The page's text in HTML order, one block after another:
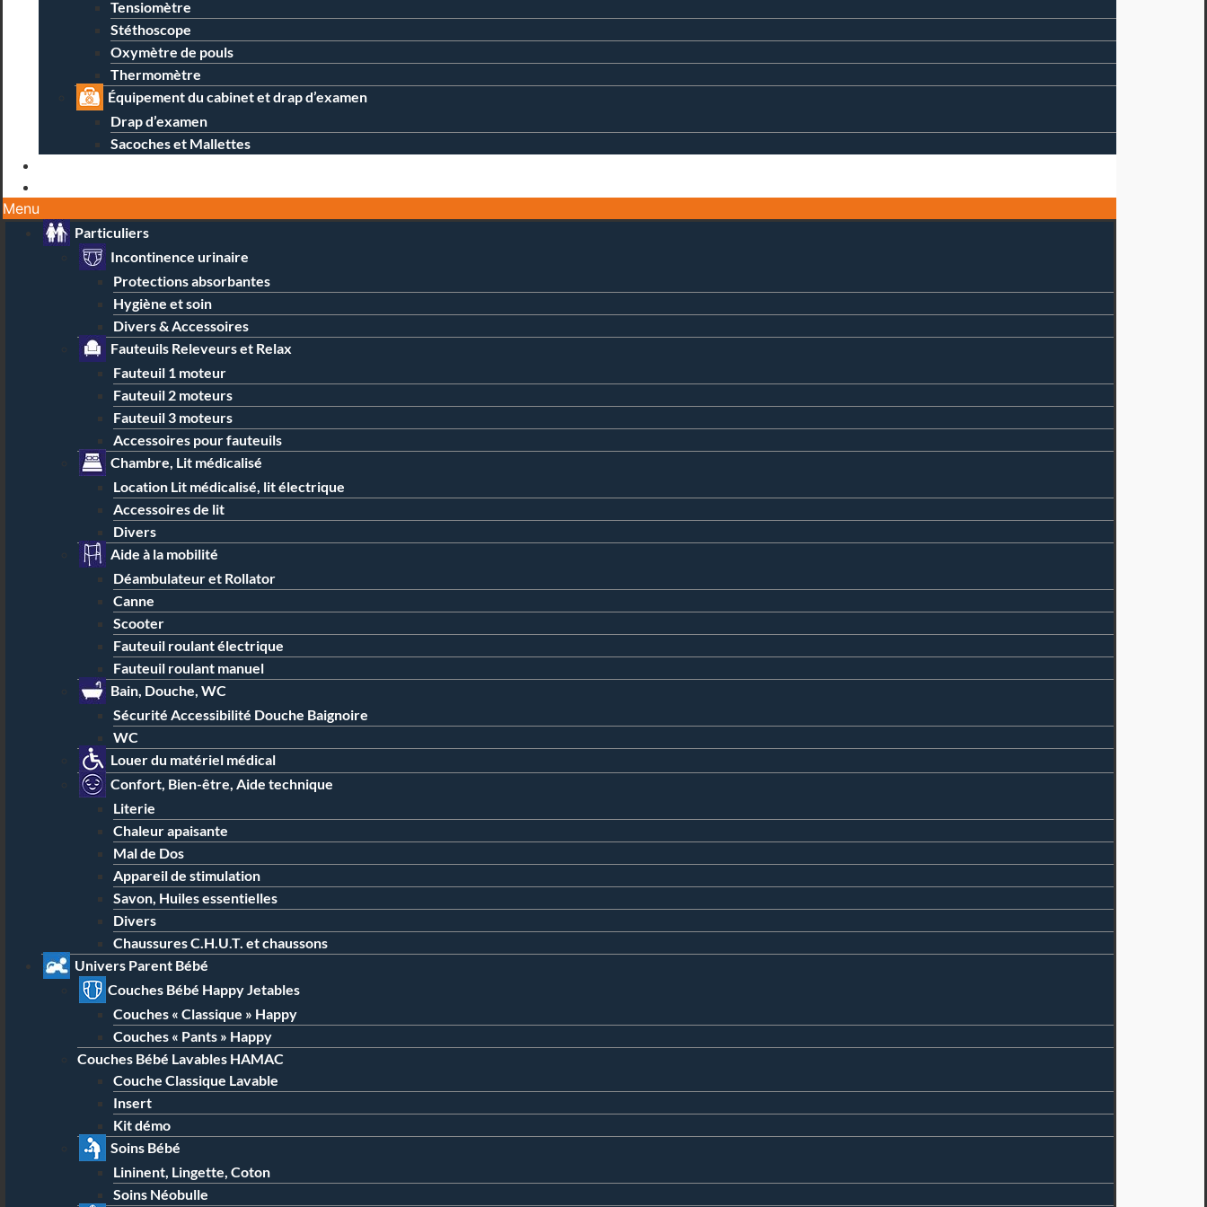
Tensiomètre
Stéthoscope
Oxymètre de pouls
Thermomètre
Équipement du cabinet et drap d’examen
Drap d’examen
Sacoches et Mallettes
Menu
Particuliers
Incontinence urinaire
Protections absorbantes
Hygiène et soin
Divers & Accessoires
Fauteuils Releveurs et Relax
Fauteuil 1 moteur
Fauteuil 2 moteurs
Fauteuil 3 moteurs
Accessoires pour fauteuils
Chambre, Lit médicalisé
Location Lit médicalisé, lit électrique
Accessoires de lit
Divers
Aide à la mobilité
Déambulateur et Rollator
Canne
Scooter
Fauteuil roulant électrique
Fauteuil roulant manuel
Bain, Douche, WC
Sécurité Accessibilité Douche Baignoire
WC
Louer du matériel médical
Confort, Bien-être, Aide technique
Literie
Chaleur apaisante
Mal de Dos
Appareil de stimulation
Savon, Huiles essentielles
Divers
Chaussures C.H.U.T. et chaussons
Univers Parent Bébé
Couches Bébé Happy Jetables
Couches « Classique » Happy
Couches « Pants » Happy
Couches Bébé Lavables HAMAC
Couche Classique Lavable
Insert
Kit démo
Soins Bébé
Lininent, Lingette, Coton
Soins Néobulle